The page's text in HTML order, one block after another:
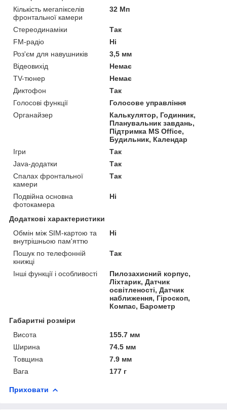
Кількість мегапікселів
фронтальної камери
32 Мп
Стереодинаміки
Так
FM-радіо
Ні
Роз'єм для навушників
3,5 мм
Відеовихід
Немає
TV-тюнер
Немає
Диктофон
Так
Голосові функції
Голосове управління
Органайзер
Калькулятор, Годинник,
Планувальник завдань,
Підтримка MS Office,
Будильник, Календар
Ігри
Так
Java-додатки
Так
Спалах фронтальної
камери
Так
Подвійна основна
фотокамера
Ні
Додаткові характеристики
Обмін між SIM-картою та
внутрішньою пам'яттю
Ні
Пошук по телефонній
книжці
Так
Інші функції і особливості
Пилозахисний корпус,
Ліхтарик, Датчик
освітленості, Датчик
наближення, Гіроскоп,
Компас, Барометр
Габаритні розміри
Висота
155.7 мм
Ширина
74.5 мм
Товщина
7.9 мм
Вага
177 г
Приховати